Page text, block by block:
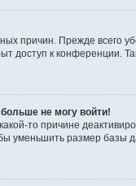
причин. Прежде всего
доступ к конференции.
не могу войти!
то причине
уменьшить размер базы